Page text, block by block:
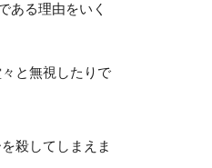
ある理由をいく
と無視したりで
殺してしまえま